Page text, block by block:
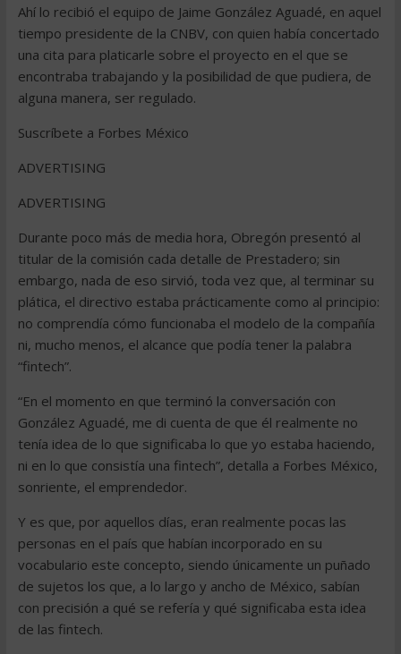
Ahí lo recibió el equipo de Jaime González Aguadé, en aquel
tiempo presidente de la CNBV, con quien había concertado
una cita para platicarle sobre el proyecto en el que se
encontraba trabajando y la posibilidad de que pudiera, de
alguna manera, ser regulado.
Suscríbete a Forbes México
ADVERTISING
ADVERTISING
Durante poco más de media hora, Obregón presentó al
titular de la comisión cada detalle de Prestadero; sin
embargo, nada de eso sirvió, toda vez que, al terminar su
plática, el directivo estaba prácticamente como al principio:
no comprendía cómo funcionaba el modelo de la compañía
ni, mucho menos, el alcance que podía tener la palabra
“fintech”.
“En el momento en que terminó la conversación con
González Aguadé, me di cuenta de que él realmente no
tenía idea de lo que significaba lo que yo estaba haciendo,
ni en lo que consistía una fintech”, detalla a Forbes México,
sonriente, el emprendedor.
Y es que, por aquellos días, eran realmente pocas las
personas en el país que habían incorporado en su
vocabulario este concepto, siendo únicamente un puñado
de sujetos los que, a lo largo y ancho de México, sabían
con precisión a qué se refería y qué significaba esta idea
de las fintech.